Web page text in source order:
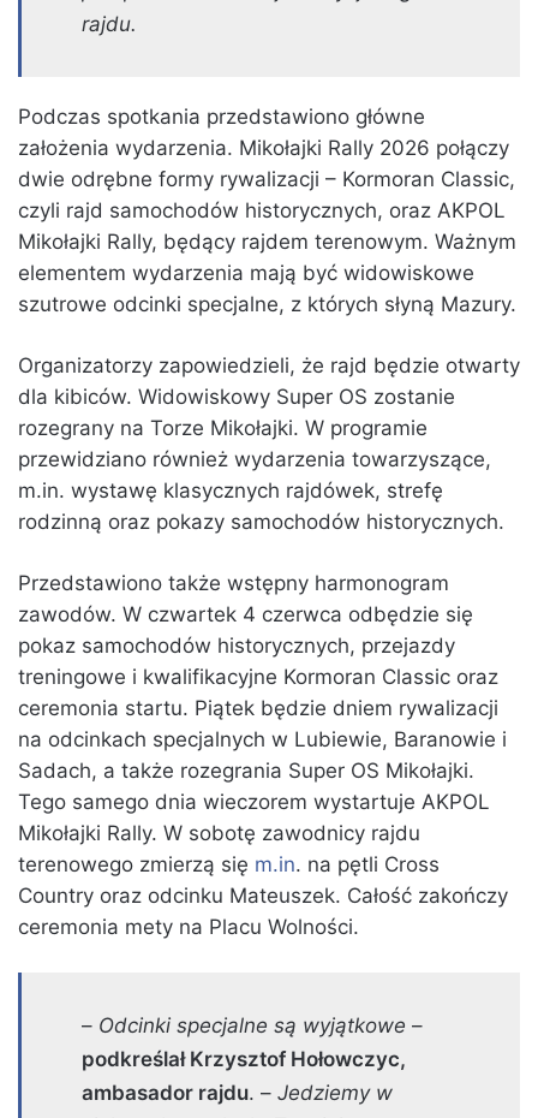
rajdu.
Podczas spotkania przedstawiono główne
założenia wydarzenia. Mikołajki Rally 2026 połączy
dwie odrębne formy rywalizacji – Kormoran Classic,
czyli rajd samochodów historycznych, oraz AKPOL
Mikołajki Rally, będący rajdem terenowym. Ważnym
elementem wydarzenia mają być widowiskowe
szutrowe odcinki specjalne, z których słyną Mazury.
Organizatorzy zapowiedzieli, że rajd będzie otwarty
dla kibiców. Widowiskowy Super OS zostanie
rozegrany na Torze Mikołajki. W programie
przewidziano również wydarzenia towarzyszące,
m.in. wystawę klasycznych rajdówek, strefę
rodzinną oraz pokazy samochodów historycznych.
Przedstawiono także wstępny harmonogram
zawodów. W czwartek 4 czerwca odbędzie się
pokaz samochodów historycznych, przejazdy
treningowe i kwalifikacyjne Kormoran Classic oraz
ceremonia startu. Piątek będzie dniem rywalizacji
na odcinkach specjalnych w Lubiewie, Baranowie i
Sadach, a także rozegrania Super OS Mikołajki.
Tego samego dnia wieczorem wystartuje AKPOL
Mikołajki Rally. W sobotę zawodnicy rajdu
terenowego zmierzą się m.in. na pętli Cross
Country oraz odcinku Mateuszek. Całość zakończy
ceremonia mety na Placu Wolności.
– Odcinki specjalne są wyjątkowe –
podkreślał Krzysztof Hołowczyc,
ambasador rajdu. – Jedziemy w